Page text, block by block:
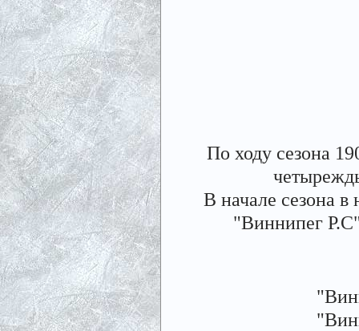
По ходу сезона
В начале сезона
"Виннипег